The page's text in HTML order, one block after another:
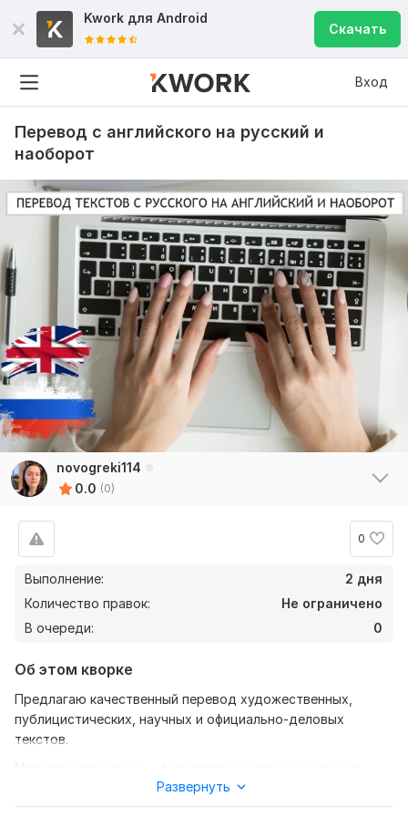
Kwork для Android
Скачать
Вход
Перевод с английского на русский и
наоборот
novogreki114
0.0 (0)
0
Выполнение:
2 дня
Количество правок:
Не ограничено
В очереди:
0
Об этом кворке
Предлагаю качественный перевод художественных,
публицистических, научных и официально-деловых
текстов.
объединяет глубокое знание лингвистики и практические
Развернуть